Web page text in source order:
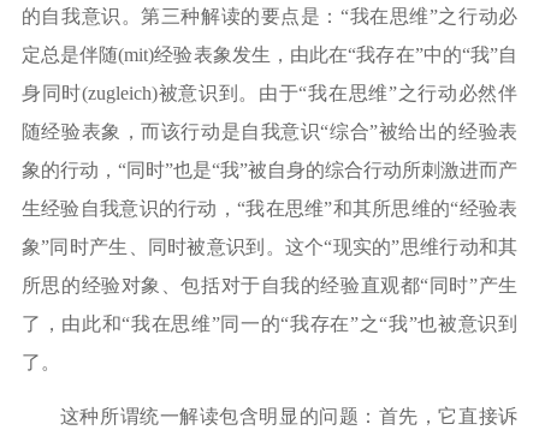
的自我意识。第三种解读的要点是：“我在思维”之行动必
定总是伴随(mit)经验表象发生，由此在“我存在”中的“我”自
身同时(zugleich)被意识到。由于“我在思维”之行动必然伴
随经验表象，而该行动是自我意识“综合”被给出的经验表
象的行动，“同时”也是“我”被自身的综合行动所刺激进而产
生经验自我意识的行动，“我在思维”和其所思维的“经验表
象”同时产生、同时被意识到。这个“现实的”思维行动和其
所思的经验对象、包括对于自我的经验直观都“同时”产生
了，由此和“我在思维”同一的“我存在”之“我”也被意识到
了。
这种所谓统一解读包含明显的问题：首先，它直接诉